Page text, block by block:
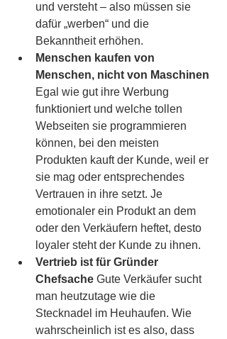
und versteht – also müssen sie
dafür „werben“ und die
Bekanntheit erhöhen.
Menschen kaufen von
Menschen, nicht von Maschinen
Egal wie gut ihre Werbung
funktioniert und welche tollen
Webseiten sie programmieren
können, bei den meisten
Produkten kauft der Kunde, weil er
sie mag oder entsprechendes
Vertrauen in ihre setzt. Je
emotionaler ein Produkt an dem
oder den Verkäufern heftet, desto
loyaler steht der Kunde zu ihnen.
Vertrieb ist für Gründer
Chefsache Gute Verkäufer sucht
man heutzutage wie die
Stecknadel im Heuhaufen. Wie
wahrscheinlich ist es also, dass